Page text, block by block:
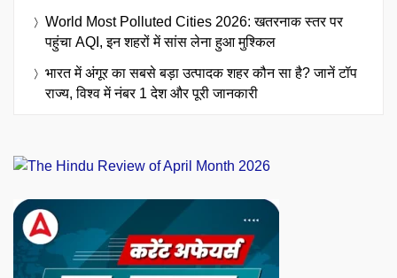
World Most Polluted Cities 2026: खतरनाक स्तर पर
पहुंचा AQI, इन शहरों में सांस लेना हुआ मुश्किल
भारत में अंगूर का सबसे बड़ा उत्पादक शहर कौन सा है? जानें टॉप
राज्य, विश्व में नंबर 1 देश और पूरी जानकारी